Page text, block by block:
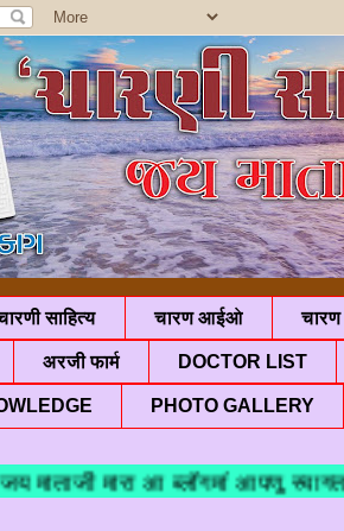
साहित्य चारण आईओ चारण
अरजी फार्म DOCTOR LIST
PHOTO GALLERY
मारा आ ब्लॉगमां आपणु स्वागत